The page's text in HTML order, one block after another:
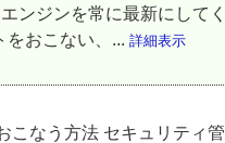
ンジンを常に最新にしてく
おこない、... 詳細表示
こなう方法 セキュリティ管